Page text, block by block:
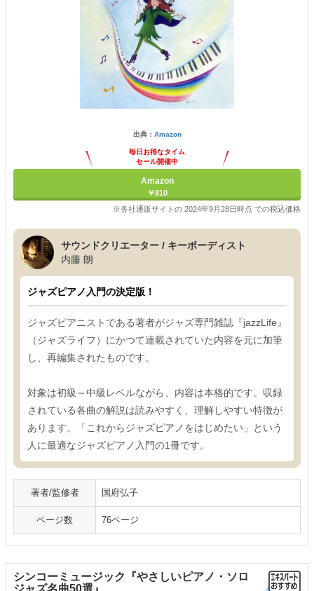
出典： Amazon
毎日お得なタイム
セール開催中
Amazon
￥810
※各社通販サイトの 2024年9月28日時点 での税込価格
サウンドクリエーター / キーボーディスト
内藤 朗
ジャズピアノ入門の決定版！
ジャズピアニストである著者がジャズ専門雑誌『jazzLife』
（ジャズライフ）にかつて連載されていた内容を元に加筆
し、再編集されたものです。
対象は初級～中級レベルながら、内容は本格的です。収録
されている各曲の解説は読みやすく、理解しやすい特徴が
あります。「これからジャズピアノをはじめたい」という
人に最適なジャズピアノ入門の1冊です。
著者/監修者 国府弘子
ページ数 76ページ
シンコーミュージック『やさしいピアノ・ソロ
ジャズ名曲50選』